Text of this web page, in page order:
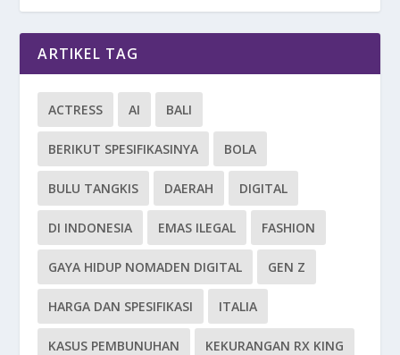
ARTIKEL TAG
ACTRESS AI BALI
BERIKUT SPESIFIKASINYA BOLA
BULU TANGKIS DAERAH DIGITAL
DI INDONESIA EMAS ILEGAL FASHION
GAYA HIDUP NOMADEN DIGITAL GEN Z
HARGA DAN SPESIFIKASI ITALIA
KASUS PEMBUNUHAN KEKURANGAN RX KING